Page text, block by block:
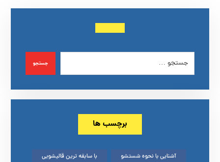
جستجو
برچسب ها
آشنایی با نحوه شستشو با سابقه ترین قالیشویی